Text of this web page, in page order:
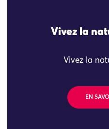
Vivez la
Vivez la
EN